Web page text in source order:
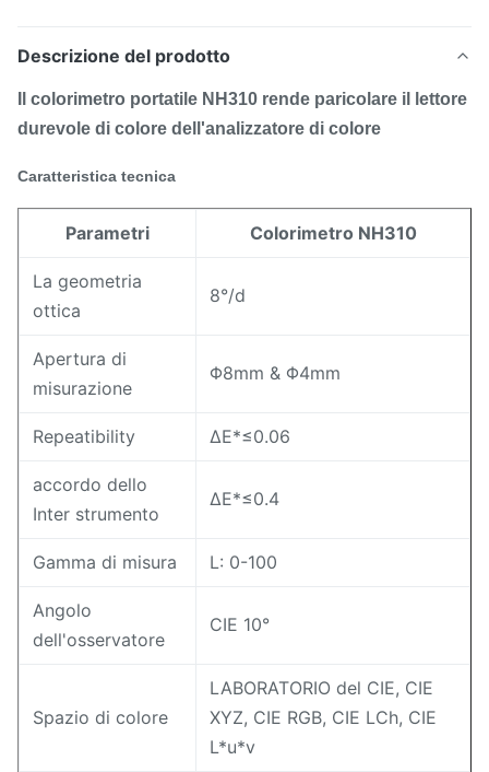
Descrizione del prodotto
Il colorimetro portatile NH310 rende paricolare il lettore
durevole di colore dell'analizzatore di colore
Caratteristica tecnica
Parametri Colorimetro NH310
La geometria
ottica
8°/d
Apertura di
misurazione
Φ8mm & Φ4mm
Repeatibility ΔE*≤0.06
accordo dello
Inter strumento
ΔE*≤0.4
Gamma di misura L: 0-100
Angolo
dell'osservatore
CIE 10°
Spazio di colore
LABORATORIO del CIE, CIE
XYZ, CIE RGB, CIE LCh, CIE
L*u*v